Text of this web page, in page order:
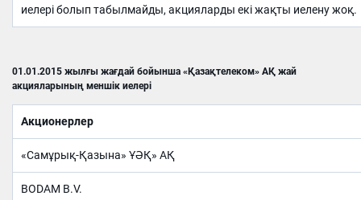
иелері болып табылмайды, акцияларды екі жақты иелену жоқ.
01.01.2015 жылғы жағдай бойынша «Қазақтелеком» АҚ жай
акцияларының меншік иелері
Акционерлер
«Самұрық-Қазына» ҰӘҚ» АҚ
BODAM B.V.